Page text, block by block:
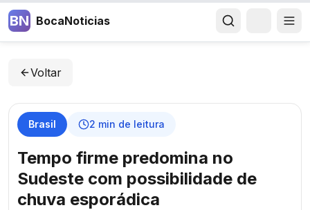
BN BocaNoticias
Voltar
Brasil 2 min de leitura
Tempo firme predomina no
Sudeste com possibilidade de
chuva esporádica